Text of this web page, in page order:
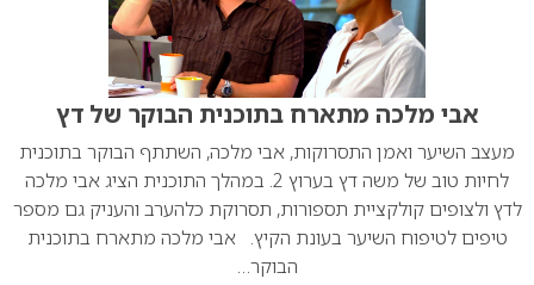
אבי מלכה מתארח בתוכנית הבוקר של דץ
מעצב השיער ואמן התסרוקות, אבי מלכה, השתתף הבוקר בתוכנית
לחיות טוב של משה דץ בערוץ 2. במהלך התוכנית הציג אבי מלכה
לדץ ולצופים קולקציית תספורות, תסרוקת כלהערב והעניק גם מספר
טיפים לטיפוח השיער בעונת הקיץ. אבי מלכה מתארח בתוכנית
הבוקר…